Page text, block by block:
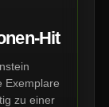
Hit
Exemplare
zu einer